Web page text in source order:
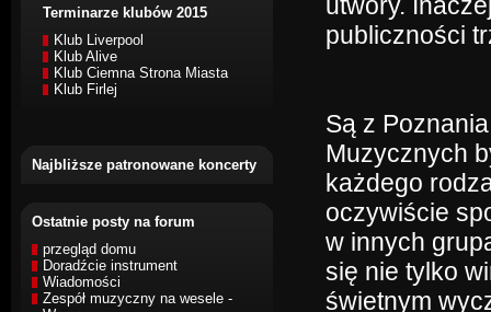
Terminarze klubów 2015
Klub Liverpool
Klub Alive
Klub Ciemna Strona Miasta
Klub Firlej
Najbliższe patronowane koncerty
Ostatnie posty na forum
przegląd domu
Doradźcie instrument
Wiadomości
Zespół muzyczny na wesele -
publiczności
Są z
Muzycznych
każdego
oczywiście
w innych
się nie tylko
świetnym